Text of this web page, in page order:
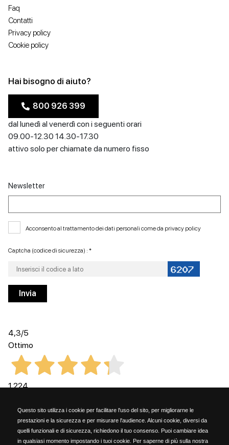
Questo sito utilizza i cookie per facilitare l'uso del sito, per migliorarne le
prestazioni e la sicurezza e per misurare l'audience. Alcuni cookie, diversi da
quelli funzionali e di sicurezza, richiedono il tuo consenso. Puoi cambiare idea
in qualsiasi momento impostando i tuoi cookie. Per saperne di più sulla nostra
Faq
Contatti
Privacy policy
Cookie policy
Hai bisogno di aiuto?
800 926 399
dal lunedì al venerdì con i seguenti orari
09.00-12.30 14.30-17.30
attivo solo per chiamate da numero fisso
Newsletter
Acconsento al trattamento dei dati personali come da privacy policy
Captcha (codice di sicurezza) : *
4,3/5
Ottimo
1.224